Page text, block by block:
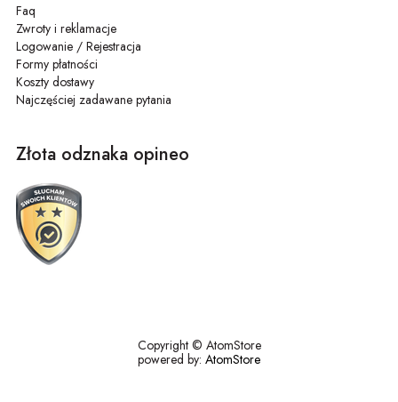
Faq
Zwroty i reklamacje
Logowanie / Rejestracja
Formy płatności
Koszty dostawy
Najczęściej zadawane pytania
Złota odznaka opineo
Copyright © AtomStore
powered by: AtomStore